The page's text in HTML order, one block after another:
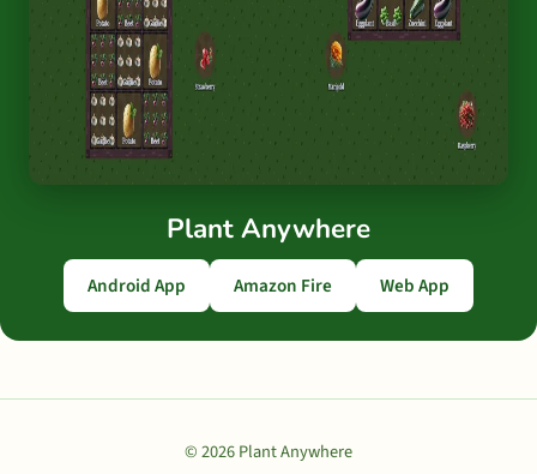
Plant Anywhere
Android App Amazon Fire Web App
© 2026 Plant Anywhere